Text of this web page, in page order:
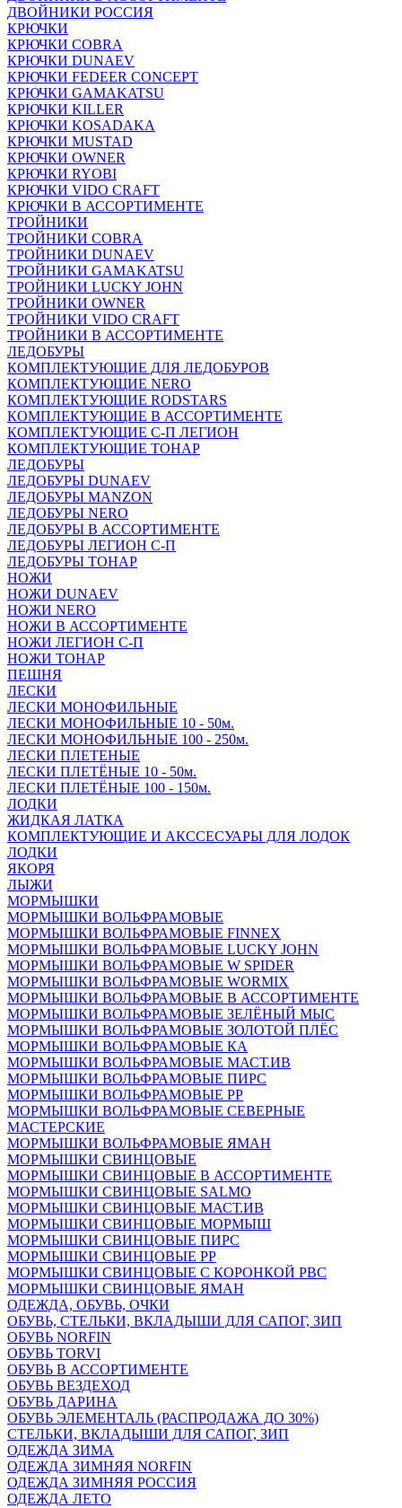
ДВОЙНИКИ РОССИЯ
КРЮЧКИ
КРЮЧКИ COBRA
КРЮЧКИ DUNAEV
КРЮЧКИ FEDEER CONCEPT
КРЮЧКИ GAMAKATSU
КРЮЧКИ KILLER
КРЮЧКИ KOSADAKA
КРЮЧКИ MUSTAD
КРЮЧКИ OWNER
КРЮЧКИ RYOBI
КРЮЧКИ VIDO CRAFT
КРЮЧКИ В АССОРТИМЕНТЕ
ТРОЙНИКИ
ТРОЙНИКИ COBRA
ТРОЙНИКИ DUNAEV
ТРОЙНИКИ GAMAKATSU
ТРОЙНИКИ LUCKY JOHN
ТРОЙНИКИ OWNER
ТРОЙНИКИ VIDO CRAFT
ТРОЙНИКИ В АССОРТИМЕНТЕ
ЛЕДОБУРЫ
КОМПЛЕКТУЮЩИЕ ДЛЯ ЛЕДОБУРОВ
КОМПЛЕКТУЮЩИЕ NERO
КОМПЛЕКТУЮЩИЕ RODSTARS
КОМПЛЕКТУЮЩИЕ В АССОРТИМЕНТЕ
КОМПЛЕКТУЮЩИЕ С-П ЛЕГИОН
КОМПЛЕКТУЮЩИЕ ТОНАР
ЛЕДОБУРЫ
ЛЕДОБУРЫ DUNAEV
ЛЕДОБУРЫ MANZON
ЛЕДОБУРЫ NERO
ЛЕДОБУРЫ В АССОРТИМЕНТЕ
ЛЕДОБУРЫ ЛЕГИОН С-П
ЛЕДОБУРЫ ТОНАР
НОЖИ
НОЖИ DUNAEV
НОЖИ NERO
НОЖИ В АССОРТИМЕНТЕ
НОЖИ ЛЕГИОН С-П
НОЖИ ТОНАР
ПЕШНЯ
ЛЕСКИ
ЛЕСКИ МОНОФИЛЬНЫЕ
ЛЕСКИ МОНОФИЛЬНЫЕ 10 - 50м.
ЛЕСКИ МОНОФИЛЬНЫЕ 100 - 250м.
ЛЕСКИ ПЛЕТЕНЫЕ
ЛЕСКИ ПЛЕТЁНЫЕ 10 - 50м.
ЛЕСКИ ПЛЕТЁНЫЕ 100 - 150м.
ЛОДКИ
ЖИДКАЯ ЛАТКА
КОМПЛЕКТУЮЩИЕ И АКССЕСУАРЫ ДЛЯ ЛОДОК
ЛОДКИ
ЯКОРЯ
ЛЫЖИ
МОРМЫШКИ
МОРМЫШКИ ВОЛЬФРАМОВЫЕ
МОРМЫШКИ ВОЛЬФРАМОВЫЕ FINNEX
МОРМЫШКИ ВОЛЬФРАМОВЫЕ LUCKY JOHN
МОРМЫШКИ ВОЛЬФРАМОВЫЕ W SPIDER
МОРМЫШКИ ВОЛЬФРАМОВЫЕ WORMIX
МОРМЫШКИ ВОЛЬФРАМОВЫЕ В АССОРТИМЕНТЕ
МОРМЫШКИ ВОЛЬФРАМОВЫЕ ЗЕЛЁНЫЙ МЫС
МОРМЫШКИ ВОЛЬФРАМОВЫЕ ЗОЛОТОЙ ПЛЁС
МОРМЫШКИ ВОЛЬФРАМОВЫЕ КА
МОРМЫШКИ ВОЛЬФРАМОВЫЕ МАСТ.ИВ
МОРМЫШКИ ВОЛЬФРАМОВЫЕ ПИРС
МОРМЫШКИ ВОЛЬФРАМОВЫЕ РР
МОРМЫШКИ ВОЛЬФРАМОВЫЕ СЕВЕРНЫЕ
МАСТЕРСКИЕ
МОРМЫШКИ ВОЛЬФРАМОВЫЕ ЯМАН
МОРМЫШКИ СВИНЦОВЫЕ
МОРМЫШКИ СВИНЦОВЫЕ В АССОРТИМЕНТЕ
МОРМЫШКИ СВИНЦОВЫЕ SALMO
МОРМЫШКИ СВИНЦОВЫЕ МАСТ.ИВ
МОРМЫШКИ СВИНЦОВЫЕ МОРМЫШ
МОРМЫШКИ СВИНЦОВЫЕ ПИРС
МОРМЫШКИ СВИНЦОВЫЕ РР
МОРМЫШКИ СВИНЦОВЫЕ С КОРОНКОЙ РВС
МОРМЫШКИ СВИНЦОВЫЕ ЯМАН
ОДЕЖДА, ОБУВЬ, ОЧКИ
ОБУВЬ, СТЕЛЬКИ, ВКЛАДЫШИ ДЛЯ САПОГ, ЗИП
ОБУВЬ NORFIN
ОБУВЬ TORVI
ОБУВЬ В АССОРТИМЕНТЕ
ОБУВЬ ВЕЗДЕХОД
ОБУВЬ ДАРИНА
ОБУВЬ ЭЛЕМЕНТАЛЬ (РАСПРОДАЖА ДО 30%)
СТЕЛЬКИ, ВКЛАДЫШИ ДЛЯ САПОГ, ЗИП
ОДЕЖДА ЗИМА
ОДЕЖДА ЗИМНЯЯ NORFIN
ОДЕЖДА ЗИМНЯЯ РОССИЯ
ОДЕЖДА ЛЕТО